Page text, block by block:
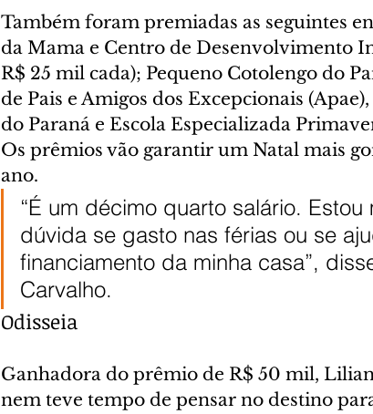
Também foram premiadas as seguintes
da Mama e Centro de Desenvolvimento
R$ 25 mil cada); Pequeno Cotolengo do
de Pais e Amigos dos Excepcionais
do Paraná e Escola Especializada
Os prêmios vão garantir um Natal mais
ano.
“É um décimo quarto salário.
dúvida se gasto nas férias ou se
financiamento da minha casa”,
Carvalho.
Odisseia
Ganhadora do prêmio de R$ 50 mil,
nem teve tempo de pensar no destino